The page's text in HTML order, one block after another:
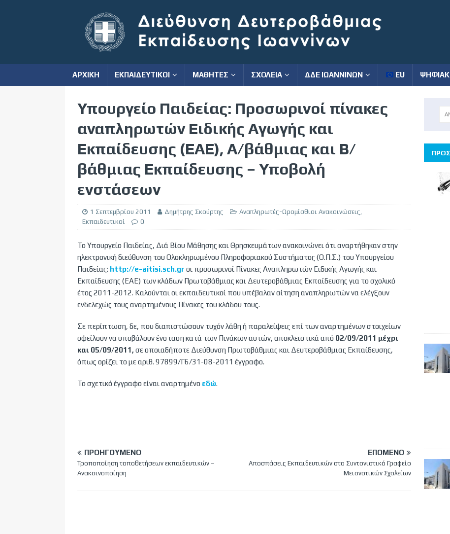
ΑΡΧΙΚΗ ΕΚΠΑΙΔΕΥΤΙΚΟΙ ΜΑΘΗΤΕΣ ΣΧΟΛΕΙΑ ΔΔΕ ΙΩΑΝΝΙΝΩΝ EU
Υπουργείο Παιδείας: Προσωρινοί πίνακες
αναπληρωτών Ειδικής Αγωγής και
Εκπαίδευσης (ΕΑΕ), Α/βάθμιας και Β/
βάθμιας Εκπαίδευσης – Υποβολή
ενστάσεων
1 Σεπτεμβρίου 2011 Δημήτρης Σκούρτης Αναπληρωτές-Ωρομίσθιοι Ανακοινώσεις,
Εκπαιδευτικοί
0
Το Υπουργείο Παιδείας, Διά Βίου Μάθησης και Θρησκευμάτων ανακοινώνει ότι αναρτήθηκαν στην
ηλεκτρονική διεύθυνση του Ολοκληρωμένου Πληροφοριακού Συστήματος (Ο.Π.Σ.) του Υπουργείου
Παιδείας: http://e-aitisi.sch.gr οι προσωρινοί Πίνακες Αναπληρωτών Ειδικής Αγωγής και
Εκπαίδευσης (ΕΑΕ) των κλάδων Πρωτοβάθμιας και Δευτεροβάθμιας Εκπαίδευσης για το σχολικό
έτος 2011-2012. Καλούνται οι εκπαιδευτικοί που υπέβαλαν αίτηση αναπληρωτών να ελέγξουν
ενδελεχώς τους αναρτημένους Πίνακες του κλάδου τους.
Σε περίπτωση, δε, που διαπιστώσουν τυχόν λάθη ή παραλείψεις επί των αναρτημένων στοιχείων
οφείλουν να υποβάλουν ένσταση κατά των Πινάκων αυτών, αποκλειστικά από 02/09/2011 μέχρι
και 05/09/2011, σε οποιαδήποτε Διεύθυνση Πρωτοβάθμιας και Δευτεροβάθμιας Εκπαίδευσης,
όπως ορίζει το με αριθ. 97899/Γ6/31-08-2011 έγγραφο.
Το σχετικό έγγραφο είναι αναρτημένο εδώ.
ΠΡΟΗΓΟΎΜΕΝΟ
Τροποποίηση τοποθετήσεων εκπαιδευτικών –
Ανακοινοποίηση
ΕΠΌΜΕΝΟ
Αποσπάσεις Εκπαιδευτικών στο Συντονιστικό Γραφείο
Μειονοτικών Σχολείων